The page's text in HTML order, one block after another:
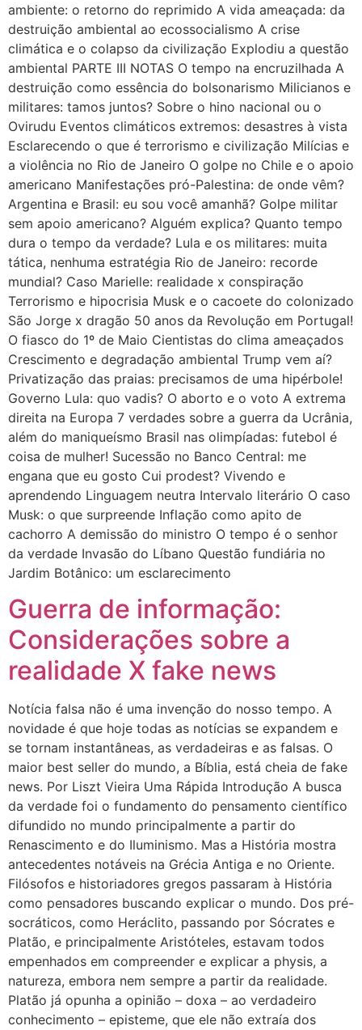
ambiente: o retorno do reprimido A vida ameaçada: da
destruição ambiental ao ecossocialismo A crise
climática e o colapso da civilização Explodiu a questão
ambiental PARTE III NOTAS O tempo na encruzilhada A
destruição como essência do bolsonarismo Milicianos e
militares: tamos juntos? Sobre o hino nacional ou o
Ovirudu Eventos climáticos extremos: desastres à vista
Esclarecendo o que é terrorismo e civilização Milícias e
a violência no Rio de Janeiro O golpe no Chile e o apoio
americano Manifestações pró-Palestina: de onde vêm?
Argentina e Brasil: eu sou você amanhã? Golpe militar
sem apoio americano? Alguém explica? Quanto tempo
dura o tempo da verdade? Lula e os militares: muita
tática, nenhuma estratégia Rio de Janeiro: recorde
mundial? Caso Marielle: realidade x conspiração
Terrorismo e hipocrisia Musk e o cacoete do colonizado
São Jorge x dragão 50 anos da Revolução em Portugal!
O fiasco do 1º de Maio Cientistas do clima ameaçados
Crescimento e degradação ambiental Trump vem aí?
Privatização das praias: precisamos de uma hipérbole!
Governo Lula: quo vadis? O aborto e o voto A extrema
direita na Europa 7 verdades sobre a guerra da Ucrânia,
além do maniqueísmo Brasil nas olimpíadas: futebol é
coisa de mulher! Sucessão no Banco Central: me
engana que eu gosto Cui prodest? Vivendo e
aprendendo Linguagem neutra Intervalo literário O caso
Musk: o que surpreende Inflação como apito de
cachorro A demissão do ministro O tempo é o senhor
da verdade Invasão do Líbano Questão fundiária no
Jardim Botânico: um esclarecimento
Guerra de informação:
Considerações sobre a
realidade X fake news
Notícia falsa não é uma invenção do nosso tempo. A
novidade é que hoje todas as notícias se expandem e
se tornam instantâneas, as verdadeiras e as falsas. O
maior best seller do mundo, a Bíblia, está cheia de fake
news. Por Liszt Vieira Uma Rápida Introdução A busca
da verdade foi o fundamento do pensamento científico
difundido no mundo principalmente a partir do
Renascimento e do Iluminismo. Mas a História mostra
antecedentes notáveis na Grécia Antiga e no Oriente.
Filósofos e historiadores gregos passaram à História
como pensadores buscando explicar o mundo. Dos pré-
socráticos, como Heráclito, passando por Sócrates e
Platão, e principalmente Aristóteles, estavam todos
empenhados em compreender e explicar a physis, a
natureza, embora nem sempre a partir da realidade.
Platão já opunha a opinião – doxa – ao verdadeiro
conhecimento – episteme, que ele não extraía dos